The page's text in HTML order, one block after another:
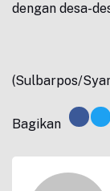
dengan desa-
(Sulbarpos/
Bagikan